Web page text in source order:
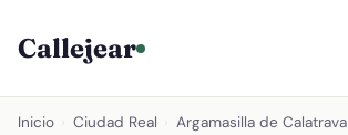
Callejear
Inicio Ciudad Real Argamasilla de Calatrava